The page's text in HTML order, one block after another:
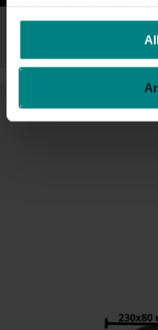
gesammelt haben.